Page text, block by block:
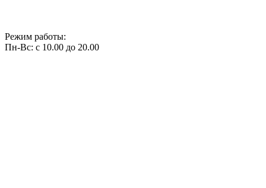
Режим работы:
Пн-Вс: с 10.00 до 20.00